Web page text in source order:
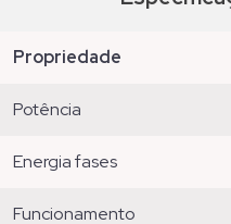
propriedade
potência
energia fases
funcionamento